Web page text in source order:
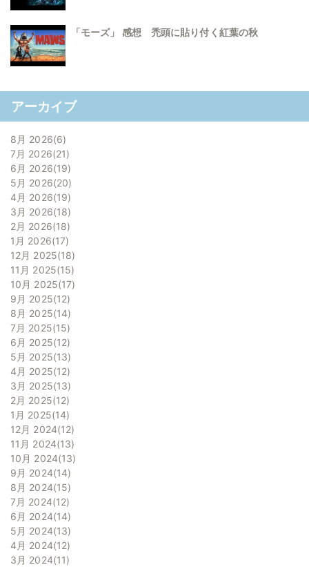
「モーズ」 感想 禿頭に貼り付く紅葉の秋
アーカイブ
8月 2026 6
7月 2026 21
6月 2026 19
5月 2026 20
4月 2026 19
3月 2026 18
2月 2026 18
1月 2026 17
12月 2025 18
11月 2025 15
10月 2025 17
9月 2025 12
8月 2025 14
7月 2025 15
6月 2025 12
5月 2025 13
4月 2025 12
3月 2025 13
2月 2025 12
1月 2025 14
12月 2024 12
11月 2024 13
10月 2024 13
9月 2024 14
8月 2024 15
7月 2024 12
6月 2024 14
5月 2024 13
4月 2024 12
3月 2024 11